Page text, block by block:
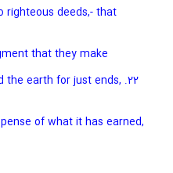
righteous deeds,- that
that they make.
the earth for just ends,
of what it has earned,